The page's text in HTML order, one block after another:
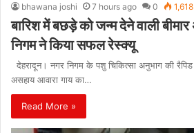
bhawana joshi 7 hours ago 0 1,618
बारिश में बछड़े को जन्म देने वाली
निगम ने किया सफल रेस्क्यू
देहरादून। नगर निगम के पशु चिकित्सा अनुभाग की
असहाय आवारा गाय का…
Read More »